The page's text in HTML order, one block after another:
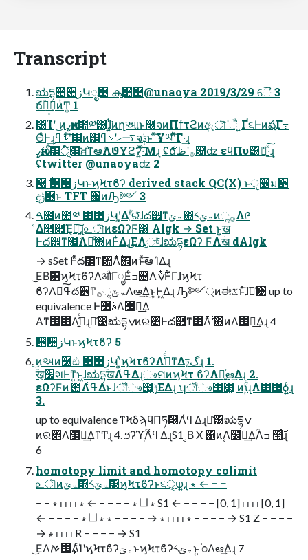
Transcript
ಋདྷ୅਺زԿೖ໳ ക࡚௚໵@unaoya 2019/3/29 ୈ 3
ճؔ౦͢͏͕͘ెͷͭͲ͍ 1
͸͡Ίʹ ͜ͷߨԋͷ಺༰͸ɺ͍͔ͭ͘ͷղઆͱ࿦จͷΠϯτϩͷඇৗʹૈ ͍Ґ૬ͰͷషΓ߹
ΘͤͰ͢ɻࢀߟʹͨ͠΋ͷ͸࠷ޙʹࢀߟจݙͱ ͯ͠Ұཡʹͯ͋͠Γ·͢ɻ
ߨԋऀ͸ূ໌΍ਖ਼֬ͳఆٛΛϑΥϩʔ͍ͯ͠·ͤΜɻ ʢ࣍ճ࡞ʹظ଴ʣ εϥΠυ͸ެ։͍ͯ͠·͢ɻ
ʢtwitter @unaoyaʣ 2
໨࣍ ୅਺زԿͱϗϞτϐʔ derived stack QC(X) ͱੵ෼ม׵
දݱ࿦ͱ TFT ΁ͷԠ༻ 3
ࠓ೔ͷ಺༰ ୅਺زԿʹ͓͚Δۭؒʹରͯ͠ɺద੾ͳۃݶ΍༨ۃݶͷૢ࡞Λ༩
͑Δ࿮૊Έ͕ཉ͍͠ɻ௨ৗͷεΩʔϜ͸ Algk → Set ͱ͍͏ؔख
Ͱద੾ͳ৚݅Λຬͨ͢΋ͷͰ͋Δɻ͜ΕΛ֦ுͯ͠ɺಋདྷεΩʔ ϜΛؔख dAlgk
→ sSet Ͱ͋ͬͯద੾ͳ৚݅Λ࣋ͭ΋ͷͱͯ͠ఆ ΊΔɻ
͜ΕΒ͸ϗϞτϐʔΛऔΓೖΕͨߏ଄Λ࣋ͭݍͰ͋ΓɺϗϞτ
ϐʔΛߟྀͨ͠ద੾ͳۃݶૢ࡞Λఆٛ͢Δ͜ͱ͕Ͱ͖Δɻ Ԡ༻্ͷಈػͱͯ͠ɺྫ͑͹ up to
equivalence Ͱ෺ࣄΛ෼ྨ͢Δ
Α͏ͳ໰୊Λߟ͍͑ͨɻྫ͑͹ಋདྷݍͷର৅Ͱద੾ͳ৚݅Λ࣋ͭ ΋ͷΛ෼ྨ͢Δɻ 4
୅਺زԿͱϗϞτϐʔ 5
͜ͷઅͷ໨ඪ ୅਺زԿʹ͓͍ͯϗϞτϐʔΛߟ͑ͨ͘ͳΔঢ়گɻ 1.
ؔख͕׬શͰͳ͍ͱ͖ɺಋདྷؔखΛߟ͑ΔɻෳମͷϗϞτ ϐʔΛ༻͍ͯఆٛ͢Δɻ 2.
εΩʔϜͷަ఺Λߟ͑Δͱɺॏෳ౓͕ݱΕΔɻ ʮॏෳ౓෇͖ ͷۭؒʯΛ௚઀ѻ͍͍ͨɻ
3.
up to equivalence ͳϞδϡϥΠཧ࿦Λߟ͑Δɻྫ͑͹ಋདྷݍ
ͷର৅Λ෼ྨ͢ΔͳͲɻ 4. ϧʔϓۭؒΛߟ͑ΔɻS1 ͔Β X ΁ͷࣹΛ෼ྨ͢ΔۭؒΛߏ ੒͍ͨ͠ɻ
6
homotopy limit and homotopy colimit
௨ৗͷۃݶ΍༨ۃݶ͸ϗϞτϐʔͱ૬ੑ͕ѱ͍ɻ ∗ ← − −
− − ∗ ⏐ ⏐ ⏐ ⏐ ∗ ← − − − − ∗ ⨿ ∗ S1 ← − − − − [0, 1] ⏐ ⏐ ⏐ ⏐ [0, 1]
← − − − − ∗ ⨿ ∗ ∗ − − − − → ∗ ⏐ ⏐ ⏐ ⏐ ∗ − − − − → S1 Z − − − −
→ ∗ ⏐ ⏐ ⏐ ⏐ R − − − − → S1
͜ΕΛࠀ෰͢ΔͨΊʹϗϞτϐʔۃݶͱϗϞτϐʔ༨ۃݶͱ͍͏ ֓೦Λఆٛ͢Δɻ 7